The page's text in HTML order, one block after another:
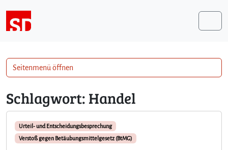
Schlagwort: Handel
Urteil- und Entscheidungsbesprechung
Verstoß gegen Betäubungsmittelgesetz (BtMG)
Seitenmenü öffnen